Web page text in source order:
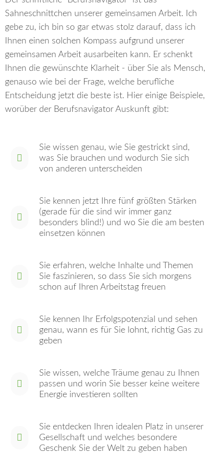
Sahneschnittchen unserer gemeinsamen Arbeit. Ich
gebe zu, ich bin so gar etwas stolz darauf, dass ich
Ihnen einen solchen Kompass aufgrund unserer
gemeinsamen Arbeit ausarbeiten kann. Er schenkt
Ihnen die gewünschte Klarheit - über Sie als Mensch,
genauso wie bei der Frage, welche berufliche
Entscheidung jetzt die beste ist. Hier einige Beispiele,
worüber der Berufsnavigator Auskunft gibt:
Sie wissen genau, wie Sie gestrickt sind,
was Sie brauchen und wodurch Sie sich
von anderen unterscheiden
Sie kennen jetzt Ihre fünf größten Stärken
(gerade für die sind wir immer ganz
besonders blind!) und wo Sie die am besten
einsetzen können
Sie erfahren, welche Inhalte und Themen
Sie faszinieren, so dass Sie sich morgens
schon auf Ihren Arbeitstag freuen
Sie kennen Ihr Erfolgspotenzial und sehen
genau, wann es für Sie lohnt, richtig Gas zu
geben
Sie wissen, welche Träume genau zu Ihnen
passen und worin Sie besser keine weitere
Energie investieren sollten
Sie entdecken Ihren idealen Platz in unserer
Gesellschaft und welches besondere
Geschenk Sie der Welt zu geben haben